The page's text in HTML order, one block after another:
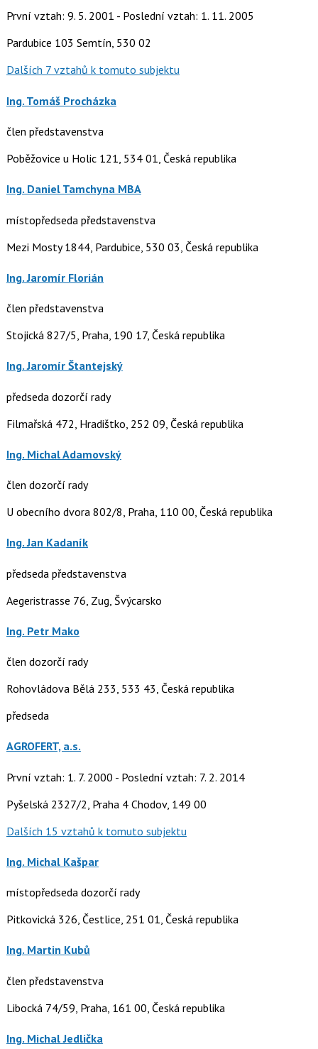
První vztah: 9. 5. 2001 - Poslední vztah: 1. 11. 2005
Pardubice 103 Semtín, 530 02
Dalších 7 vztahů k tomuto subjektu
Ing. Tomáš Procházka
člen představenstva
Poběžovice u Holic 121, 534 01, Česká republika
Ing. Daniel Tamchyna MBA
místopředseda představenstva
Mezi Mosty 1844, Pardubice, 530 03, Česká republika
Ing. Jaromír Florián
člen představenstva
Stojická 827/5, Praha, 190 17, Česká republika
Ing. Jaromír Štantejský
předseda dozorčí rady
Filmařská 472, Hradištko, 252 09, Česká republika
Ing. Michal Adamovský
člen dozorčí rady
U obecního dvora 802/8, Praha, 110 00, Česká republika
Ing. Jan Kadaník
předseda představenstva
Aegeristrasse 76, Zug, Švýcarsko
Ing. Petr Mako
člen dozorčí rady
Rohovládova Bělá 233, 533 43, Česká republika
předseda
AGROFERT, a.s.
První vztah: 1. 7. 2000 - Poslední vztah: 7. 2. 2014
Pyšelská 2327/2, Praha 4 Chodov, 149 00
Dalších 15 vztahů k tomuto subjektu
Ing. Michal Kašpar
místopředseda dozorčí rady
Pitkovická 326, Čestlice, 251 01, Česká republika
Ing. Martin Kubů
člen představenstva
Libocká 74/59, Praha, 161 00, Česká republika
Ing. Michal Jedlička